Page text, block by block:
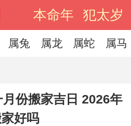
本命年 犯太岁
属兔 属龙 属蛇 属马
份搬家吉日 2026年
好吗